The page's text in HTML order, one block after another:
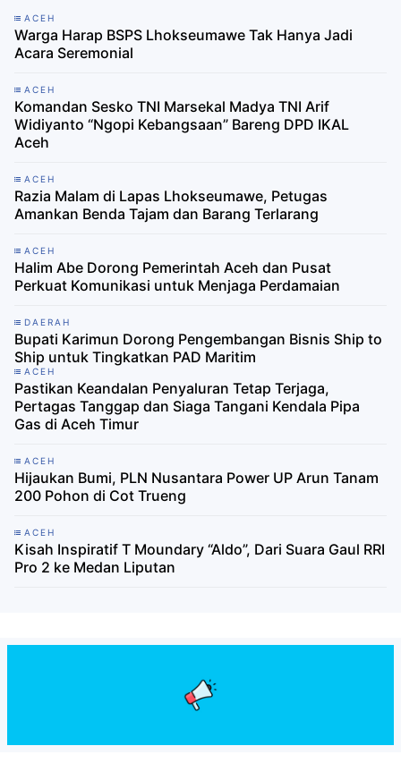
ACEH
Warga Harap BSPS Lhokseumawe Tak Hanya Jadi
Acara Seremonial
ACEH
Komandan Sesko TNI Marsekal Madya TNI Arif
Widiyanto “Ngopi Kebangsaan” Bareng DPD IKAL
Aceh
ACEH
Razia Malam di Lapas Lhokseumawe, Petugas
Amankan Benda Tajam dan Barang Terlarang
ACEH
Halim Abe Dorong Pemerintah Aceh dan Pusat
Perkuat Komunikasi untuk Menjaga Perdamaian
DAERAH
Bupati Karimun Dorong Pengembangan Bisnis Ship to
Ship untuk Tingkatkan PAD Maritim
ACEH
Pastikan Keandalan Penyaluran Tetap Terjaga,
Pertagas Tanggap dan Siaga Tangani Kendala Pipa
Gas di Aceh Timur
ACEH
Hijaukan Bumi, PLN Nusantara Power UP Arun Tanam
200 Pohon di Cot Trueng
ACEH
Kisah Inspiratif T Moundary “Aldo”, Dari Suara Gaul RRI
Pro 2 ke Medan Liputan